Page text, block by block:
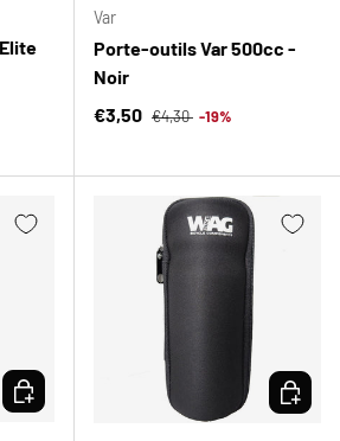
Var
Porte-outils Var 500cc -
Noir
Prix soldé
€3,50 Prix habituel
€4,30 -19%
CHOISIR LES OPTIONS